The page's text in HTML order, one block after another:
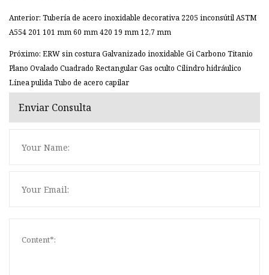
Anterior: Tubería de acero inoxidable decorativa 2205 inconsútil ASTM
A554 201 101 mm 60 mm 420 19 mm 12,7 mm
Próximo: ERW sin costura Galvanizado inoxidable Gi Carbono Titanio
Plano Ovalado Cuadrado Rectangular Gas oculto Cilindro hidráulico
Línea pulida Tubo de acero capilar
Enviar Consulta